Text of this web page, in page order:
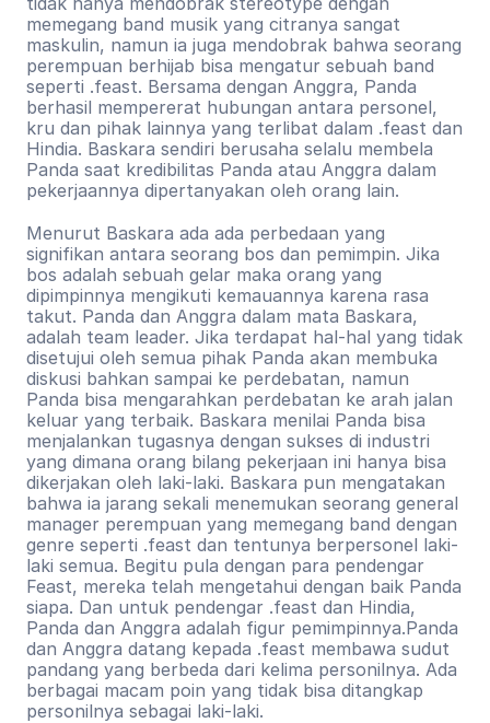
memegang band musik yang citranya sangat
maskulin, namun ia juga mendobrak bahwa seorang
perempuan berhijab bisa mengatur sebuah band
seperti .feast. Bersama dengan Anggra, Panda
berhasil mempererat hubungan antara personel,
kru dan pihak lainnya yang terlibat dalam .feast dan
Hindia. Baskara sendiri berusaha selalu membela
Panda saat kredibilitas Panda atau Anggra dalam
pekerjaannya dipertanyakan oleh orang lain.
Menurut Baskara ada ada perbedaan yang
signifikan antara seorang bos dan pemimpin. Jika
bos adalah sebuah gelar maka orang yang
dipimpinnya mengikuti kemauannya karena rasa
takut. Panda dan Anggra dalam mata Baskara,
adalah team leader. Jika terdapat hal-hal yang tidak
disetujui oleh semua pihak Panda akan membuka
diskusi bahkan sampai ke perdebatan, namun
Panda bisa mengarahkan perdebatan ke arah jalan
keluar yang terbaik. Baskara menilai Panda bisa
menjalankan tugasnya dengan sukses di industri
yang dimana orang bilang pekerjaan ini hanya bisa
dikerjakan oleh laki-laki. Baskara pun mengatakan
bahwa ia jarang sekali menemukan seorang general
manager perempuan yang memegang band dengan
genre seperti .feast dan tentunya berpersonel laki-
laki semua. Begitu pula dengan para pendengar
Feast, mereka telah mengetahui dengan baik Panda
siapa. Dan untuk pendengar .feast dan Hindia,
Panda dan Anggra adalah figur pemimpinnya.Panda
dan Anggra datang kepada .feast membawa sudut
pandang yang berbeda dari kelima personilnya. Ada
berbagai macam poin yang tidak bisa ditangkap
personilnya sebagai laki-laki.